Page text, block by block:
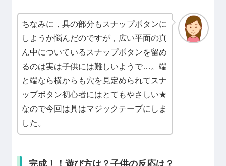
ちなみに，具の部分もスナップボタンに
しようか悩んだのですが，広い平面の真
ん中についているスナップボタンを留め
るのは実は子供には難しいようで…。端
と端なら横からも穴を見定められてスナ
ップボタン初心者にはとてもやさしい★
なので今回は具はマジックテープにしま
した。
完成！！遊び方は？子供の反応は？